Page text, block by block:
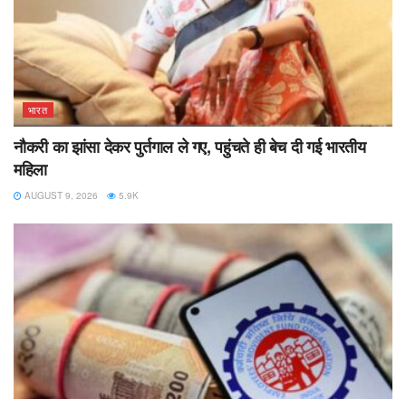
भारत
नौकरी का झांसा देकर पुर्तगाल ले गए, पहुंचते ही बेच दी गई भारतीय
महिला
AUGUST 9, 2026 5.9K